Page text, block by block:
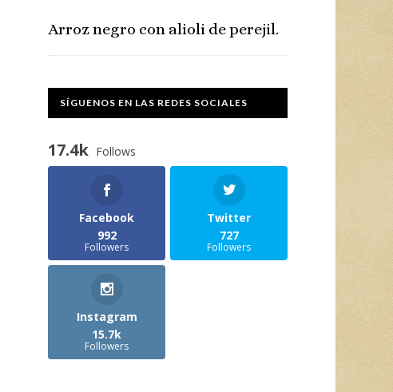
Arroz negro con alioli de perejil.
SÍGUENOS EN LAS REDES SOCIALES
17.4k Follows
Facebook
992
Followers
Twitter
727
Followers
Instagram
15.7k
Followers